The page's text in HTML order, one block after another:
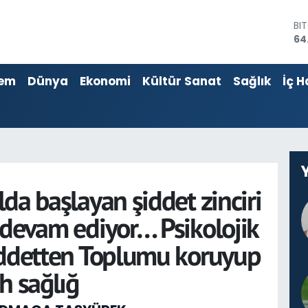
Dünya Ekonomi Kültür Sanat Sağlık
İç
başlayan şiddet zinciri
ediyor… Psikolojik
Toplumu koruyup
sağlığ